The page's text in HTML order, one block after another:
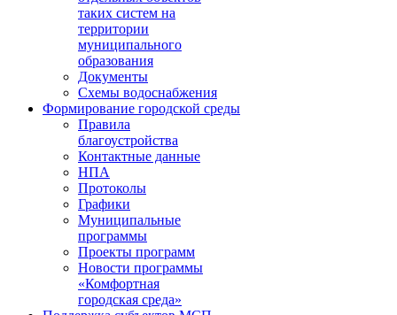
таких систем на
территории
муниципального
образования
Документы
Схемы водоснабжения
Формирование городской среды
Правила
благоустройства
Контактные данные
НПА
Протоколы
Графики
Муниципальные
программы
Проекты программ
Новости программы
«Комфортная
городская среда»